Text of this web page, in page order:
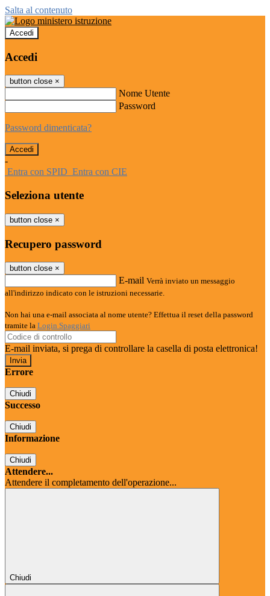
Salta al contenuto
Accedi
Accedi
button close ×
Nome Utente
Password
Password dimenticata?
-
Entra con SPID Entra con CIE
Seleziona utente
button close ×
Recupero password
button close ×
E-mail Verrà inviato un messaggio
all'indirizzo indicato con le istruzioni necessarie.
Non hai una e-mail associata al nome utente? Effettua il reset della password
tramite la Login Spaggiari
E-mail inviata, si prega di controllare la casella di posta elettronica!
Errore
Chiudi
Successo
Chiudi
Informazione
Chiudi
Attendere...
Attendere il completamento dell'operazione...
Chiudi